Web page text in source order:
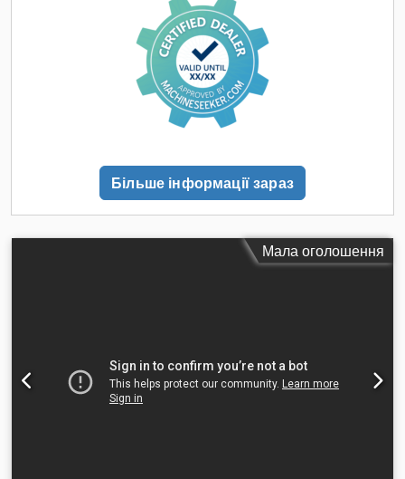
розриву: 103 кН Швидкість руху: до 37 км/год Шини: 10.00-
20 Відповідає вимогам CE: так Перевірено EPA Потрійна
стріла Додаткові гідравлічні лінії Гідравлічна система
швидкої заміни Codpfozrv Urex Ad Sorf В комплекті з
ковшем екскаватора Гідравлічний «великий палець»
Наявний бульдозерний відвал: так Централізована система
змащення: так Розміри: Довжина: 8250 Ширина: 2550
несправний ручний гальмо, витік масла в нижній частині
Більше інформації зараз
Мала оголошення